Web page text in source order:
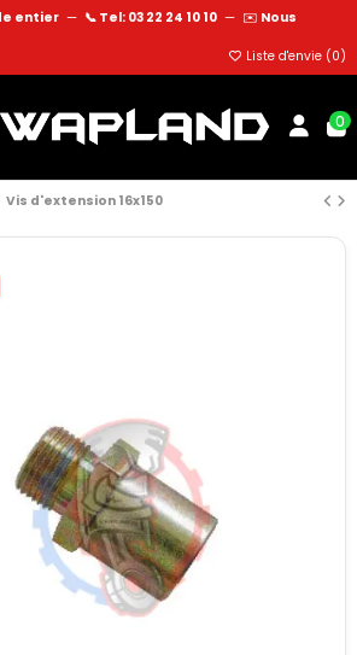
entier — 📞 Tel: 03 22 24 10 10 — ✉️ Nous
Liste d'envie (0)
0
Vis d'extension 16x150